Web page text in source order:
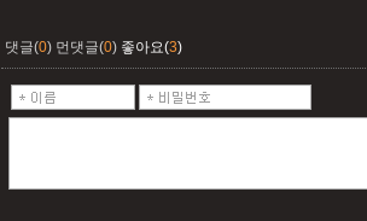
댓글(0) 먼댓글(0) 좋아요(3)